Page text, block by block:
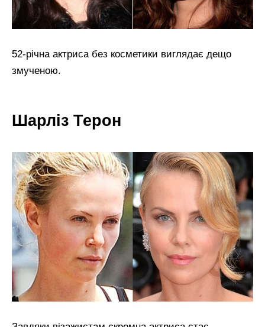
52-річна актриса без косметики виглядає дещо
змученою.
Шарліз Терон